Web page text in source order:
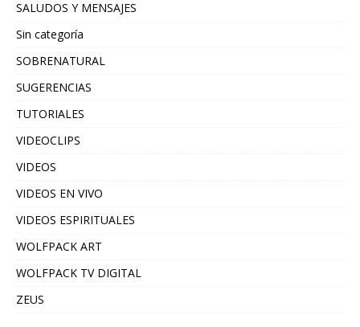
SALUDOS Y MENSAJES
Sin categoría
SOBRENATURAL
SUGERENCIAS
TUTORIALES
VIDEOCLIPS
VIDEOS
VIDEOS EN VIVO
VIDEOS ESPIRITUALES
WOLFPACK ART
WOLFPACK TV DIGITAL
ZEUS